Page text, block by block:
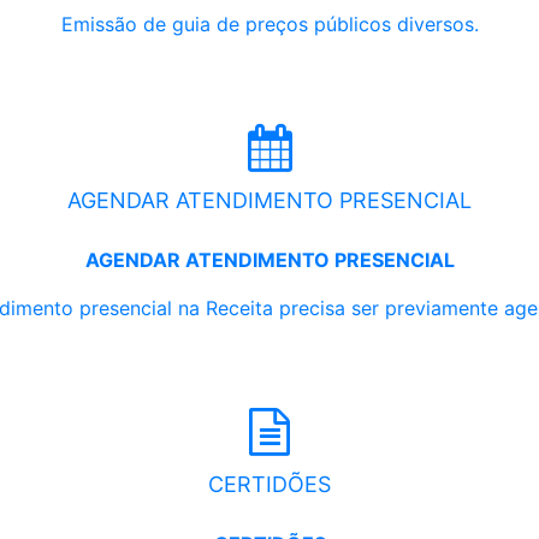
Emissão de guia de preços públicos diversos.
AGENDAR ATENDIMENTO PRESENCIAL
AGENDAR ATENDIMENTO PRESENCIAL
presencial na Receita precisa ser previamente
CERTIDÕES